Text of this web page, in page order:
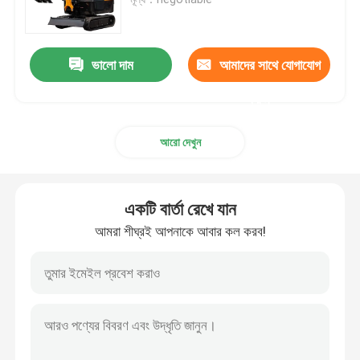
ভালো দাম আমাদের সাথে যোগাযোগ
আরো দেখুন
একটি বার্তা রেখে যান
আমরা শীঘ্রই আপনাকে আবার কল করব!